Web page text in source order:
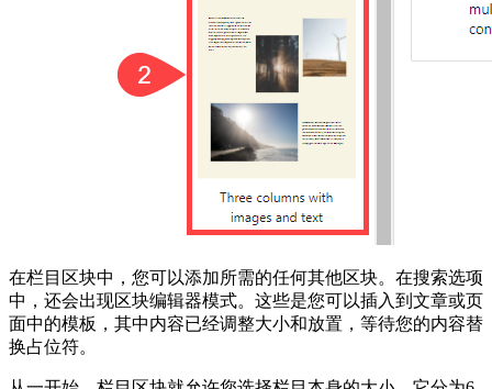
在栏目区块中，您可以添加所需的任何其他区块。在搜索选项
中，还会出现区块编辑器模式。这些是您可以插入到文章或页
面中的模板，其中内容已经调整大小和放置，等待您的内容替
换占位符。